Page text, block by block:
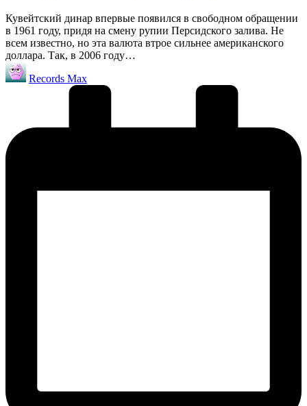
Кувейтский динар впервые появился в свободном обращении
в 1961 году, придя на смену рупии Персидского залива. Не
всем известно, но эта валюта втрое сильнее американского
доллара. Так, в 2006 году…
Запись
от
Records Max